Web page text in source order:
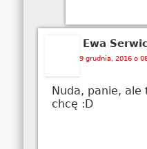
Ewa
9 grudnia, 2016 o
Nuda, panie, ale
chcę :D